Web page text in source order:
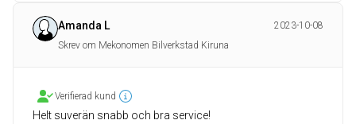
Amanda L
2023-10-08
Skrev om Mekonomen Bilverkstad Kiruna
Verifierad kund
Helt suverän snabb och bra service!